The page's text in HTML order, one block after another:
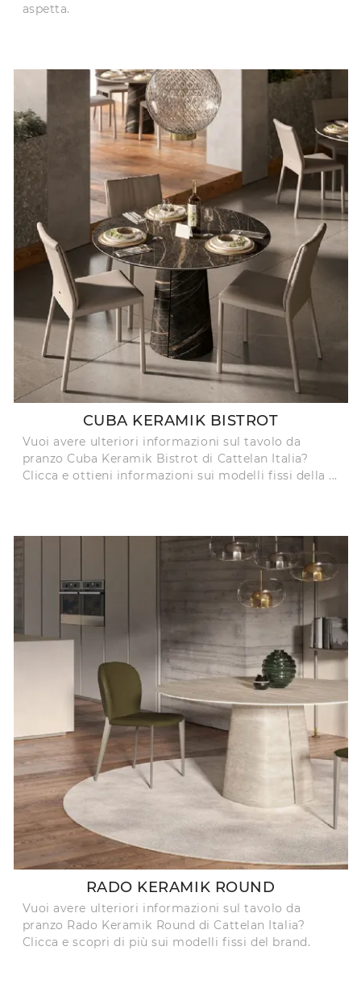
aspetta.
CUBA KERAMIK BISTROT
Vuoi avere ulteriori informazioni sul tavolo da
pranzo Cuba Keramik Bistrot di Cattelan Italia?
Clicca e ottieni informazioni sui modelli fissi della ...
RADO KERAMIK ROUND
Vuoi avere ulteriori informazioni sul tavolo da
pranzo Rado Keramik Round di Cattelan Italia?
Clicca e scopri di più sui modelli fissi del brand.